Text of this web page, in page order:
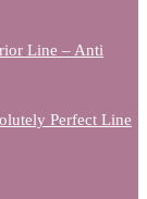
Line – Anti
Perfect Line